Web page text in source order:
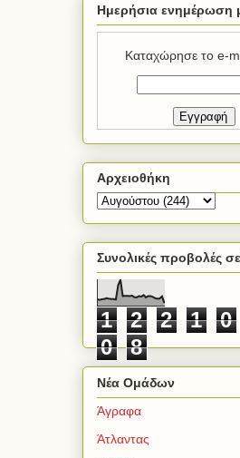
Ημερήσια ενημέρωση
Καταχώρησε το e-
Αρχειοθήκη
Συνολικές προβολές
1 2 2 1 0
0
8
Νέα Ομάδων
Άγραφα
Άτλαντας